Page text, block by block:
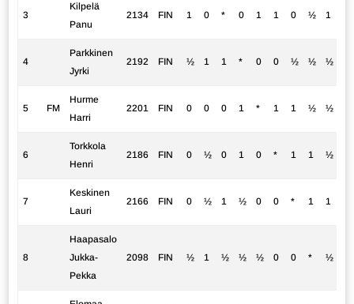
3
Kilpelä
Panu
2134 FIN 1 0 * 0 1 1 0 ½ 1
4
Parkkinen
Jyrki
2192 FIN ½ 1 1 * 0 0 ½ ½ ½
5 FM
Hurme
Harri
2201 FIN 0 0 0 1 * 1 1 ½ ½
6
Torkkola
Henri
2186 FIN 0 ½ 0 1 0 * 1 1 ½
7
Keskinen
Lauri
2166 FIN 0 ½ 1 ½ 0 0 * 1 1
8
Haapasalo
Jukka-
Pekka
2098 FIN ½ 1 ½ ½ ½ 0 0 * ½